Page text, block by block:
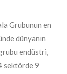
Grubunun en
dünyanın
endüstri,
sektörde 9